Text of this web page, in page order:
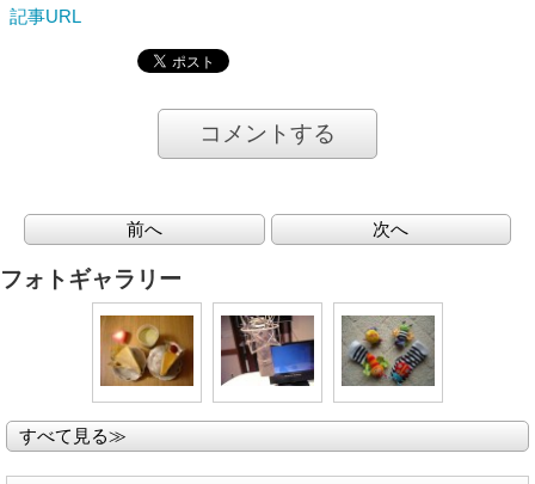
記事URL
コメントする
前へ 次へ
フォトギャラリー
すべて見る≫